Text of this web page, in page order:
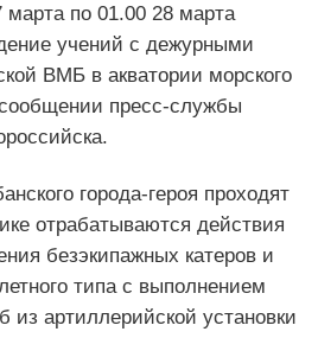
по 01.00 28 марта
учений с дежурными
ВМБ в акватории морского
пресс-службы
города-героя проходят
отрабатываются действия
безэкипажных катеров и
типа с выполнением
из артиллерийской установки